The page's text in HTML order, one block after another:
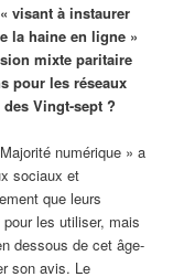
visant à instaurer
la haine en ligne »
mixte paritaire
pour les réseaux
Vingt-sept ?
numérique » a
sociaux et
que leurs
les utiliser, mais
dessous de cet âge-
son avis. Le